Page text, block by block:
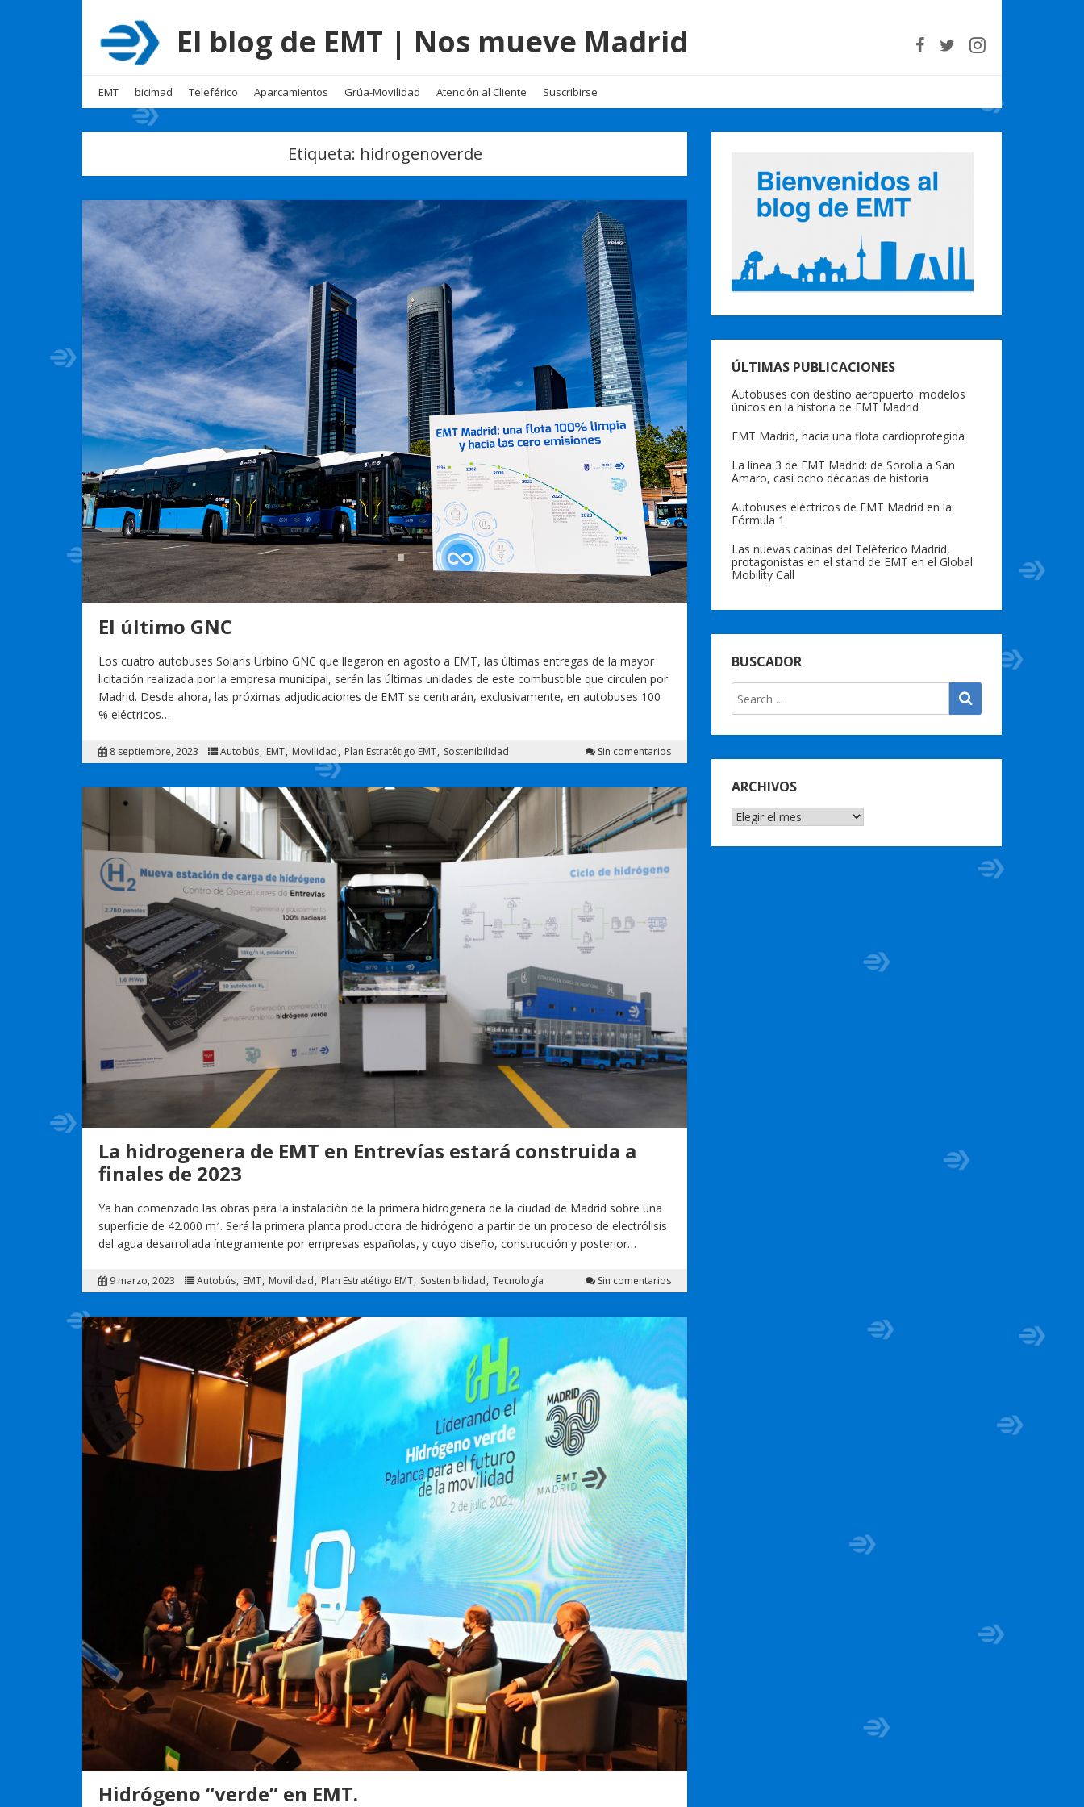
El blog de EMT | Nos mueve Madrid
EMT bicimad Teleférico Aparcamientos Grúa-Movilidad Atención al Cliente Suscribirse
Etiqueta: hidrogenoverde
El último GNC
Los cuatro autobuses Solaris Urbino GNC que llegaron en agosto a EMT, las últimas entregas de la mayor
licitación realizada por la empresa municipal, serán las últimas unidades de este combustible que circulen por
Madrid. Desde ahora, las próximas adjudicaciones de EMT se centrarán, exclusivamente, en autobuses 100
% eléctricos…
8 septiembre, 2023 Autobús EMT Movilidad Plan Estratétigo EMT Sostenibilidad Sin comentarios
La hidrogenera de EMT en Entrevías estará construida a
finales de 2023
Ya han comenzado las obras para la instalación de la primera hidrogenera de la ciudad de Madrid sobre una
superficie de 42.000 m². Será la primera planta productora de hidrógeno a partir de un proceso de electrólisis
del agua desarrollada íntegramente por empresas españolas, y cuyo diseño, construcción y posterior…
9 marzo, 2023 Autobús EMT Movilidad Plan Estratétigo EMT Sostenibilidad Tecnología Sin comentarios
Hidrógeno “verde” en EMT.
ÚLTIMAS PUBLICACIONES
Autobuses con destino aeropuerto: modelos
únicos en la historia de EMT Madrid
EMT Madrid, hacia una flota cardioprotegida
La línea 3 de EMT Madrid: de Sorolla a San
Amaro, casi ocho décadas de historia
Autobuses eléctricos de EMT Madrid en la
Fórmula 1
Las nuevas cabinas del Teléferico Madrid,
protagonistas en el stand de EMT en el Global
Mobility Call
BUSCADOR
ARCHIVOS
ARCHIVOS